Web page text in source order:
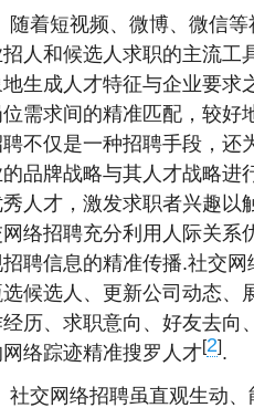
随着短视频、微博、微信
招人和候选人求职的主流工
生成人才特征与企业要求
位需求间的精准匹配，较好
不仅是一种招聘手段，还
的品牌战略与其人才战略进
人才，激发求职者兴趣以
络招聘充分利用人际关系
聘信息的精准传播.社交
候选人、更新公司动态、
历、求职意向、好友去向
网络踪迹精准搜罗人才[2].
社交网络招聘虽直观生动